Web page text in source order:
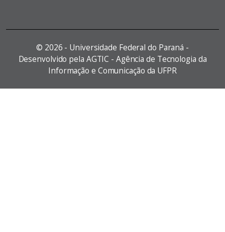
© 2026 - Universidade Federal do Paraná -
Desenvolvido pela AGTIC - Agência de Tecnologia da
Informação e Comunicação da UFPR